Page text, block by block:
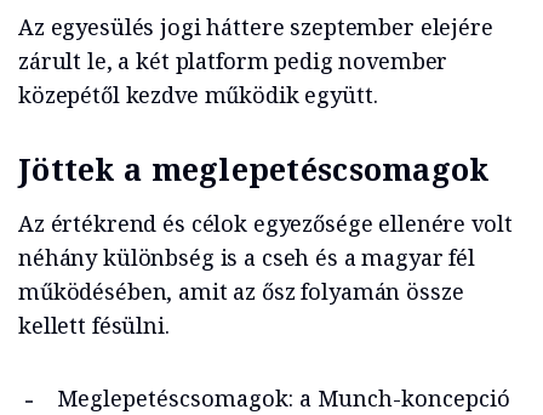
Az egyesülés jogi háttere szeptember elejére
zárult le, a két platform pedig november
közepétől kezdve működik együtt.
Jöttek a meglepetéscsomagok
Az értékrend és célok egyezősége ellenére volt
néhány különbség is a cseh és a magyar fél
működésében, amit az ősz folyamán össze
kellett fésülni.
Meglepetéscsomagok: a Munch-koncepció